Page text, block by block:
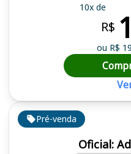
Pré-venda
Oficial:
10x de
R$
ou R$